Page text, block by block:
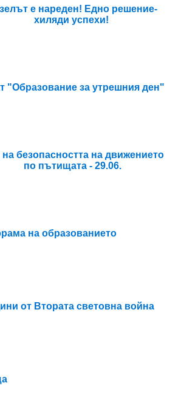
е нареден! Едно решение-
хиляди успехи!
"Образование за утрешния ден"
безопасността на движението
по пътищата - 29.06.
на образованието
от Втората световна война